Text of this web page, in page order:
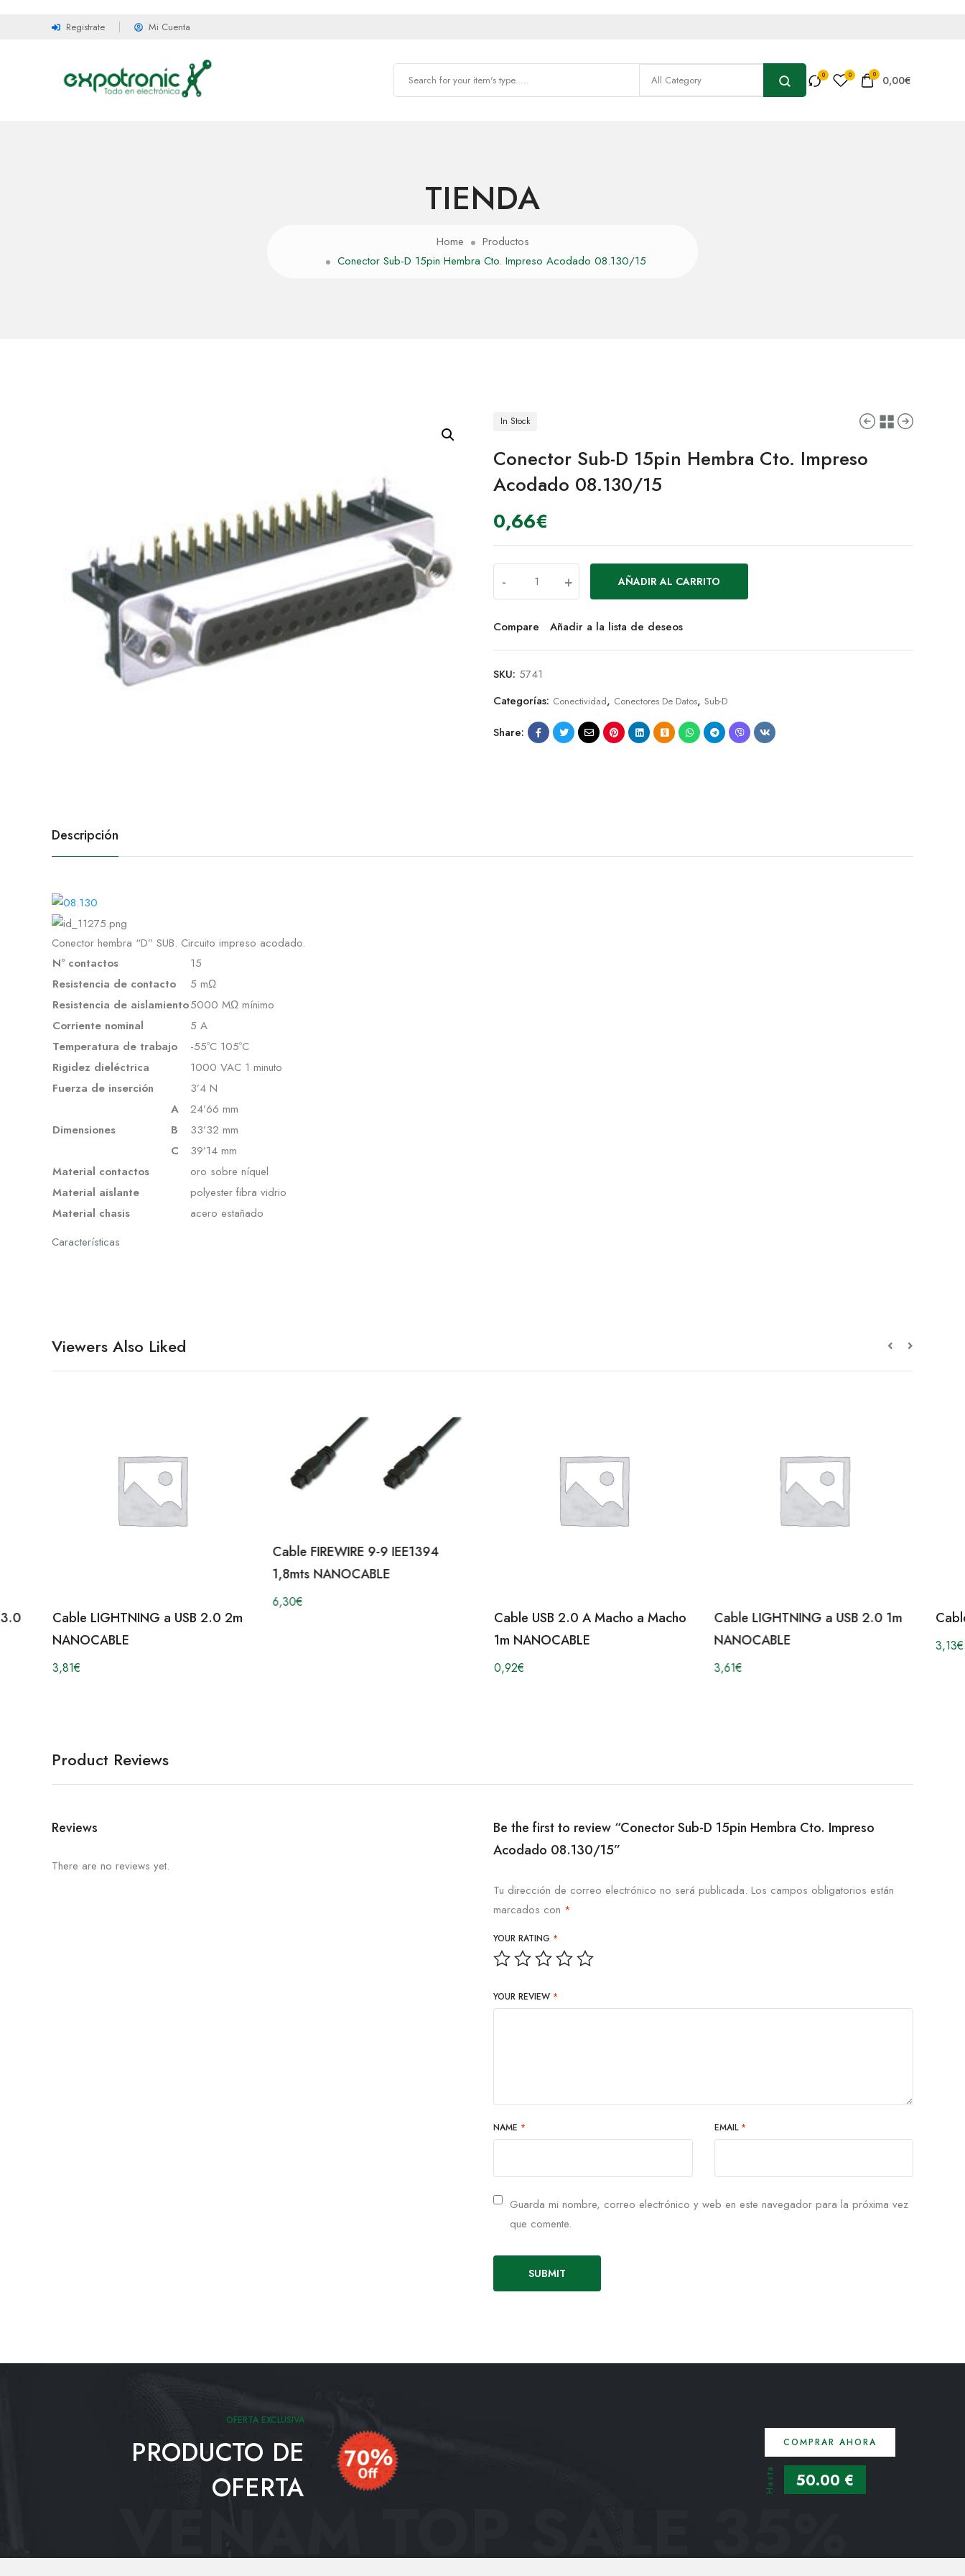
Registrate Mi Cuenta
0 0,00€
TIENDA
Home
Productos
Conector Sub-D 15pin Hembra Cto. Impreso Acodado 08.130/15
In Stock
Conector Sub-D 15pin Hembra Cto. Impreso
Acodado 08.130/15
0,66€
- + AÑADIR AL CARRITO
Compare Añadir a la lista de deseos
SKU: 5741
Categorías: Conectividad, Conectores De Datos, Sub-D
Share:
Descripción
Conector hembra “D” SUB. Circuito impreso acodado.
Características
Nº contactos
15
Resistencia de contacto
5 mΩ
Resistencia de aislamiento5000 MΩ mínimo
Corriente nominal
5 A
Temperatura de trabajo
-55ºC 105ºC
Rigidez dieléctrica
1000 VAC 1 minuto
Fuerza de inserción
3’4 N
Dimensiones
A
24’66 mm
B
33’32 mm
C
39’14 mm
Material contactos
oro sobre níquel
Material aislante
polyester fibra vidrio
Material chasis
acero estañado
Viewers Also Liked
Cable LIGHTNING a USB 2.0 2m
NANOCABLE
3,81€
Cable FIREWIRE 9-9 IEE1394
1,8mts NANOCABLE
6,30€
Cable USB 2.0 A Macho a Macho
1m NANOCABLE
0,92€
Cable LIGHTNING a USB 2.0 1m
NANOCABLE
3,61€
3,13€
Product Reviews
Reviews
There are no reviews yet.
Be the first to review “Conector Sub-D 15pin Hembra Cto. Impreso
Acodado 08.130/15”
Tu dirección de correo electrónico no será publicada. Los campos obligatorios están
marcados con *
YOUR RATING *
YOUR REVIEW *
NAME * EMAIL *
Guarda mi nombre, correo electrónico y web en este navegador para la próxima vez
que comente.
OFERTA EXCLUSIVA
PRODUCTO DE
OFERTA
COMPRAR AHORA
Hasta 50.00 €
VENAM TOP SALE 35%